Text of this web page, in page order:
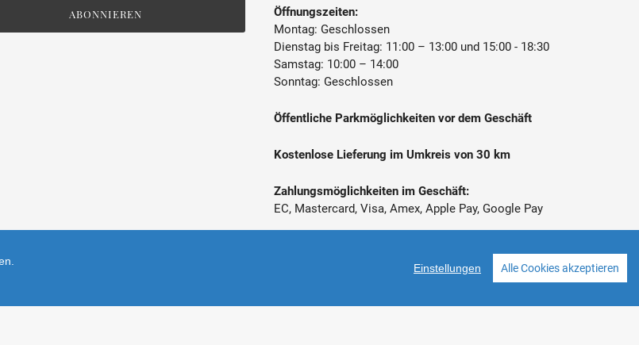
ABONNIEREN
Öffnungszeiten:
Montag: Geschlossen
Dienstag bis Freitag: 11:00 – 13:00 und 15:00 - 18:30
Samstag: 10:00 – 14:00
Sonntag: Geschlossen
Öffentliche Parkmöglichkeiten vor dem Geschäft
Kostenlose Lieferung im Umkreis von 30 km
Zahlungsmöglichkeiten im Geschäft:
EC, Mastercard, Visa, Amex, Apple Pay, Google Pay
Einstellungen Alle Cookies akzeptieren